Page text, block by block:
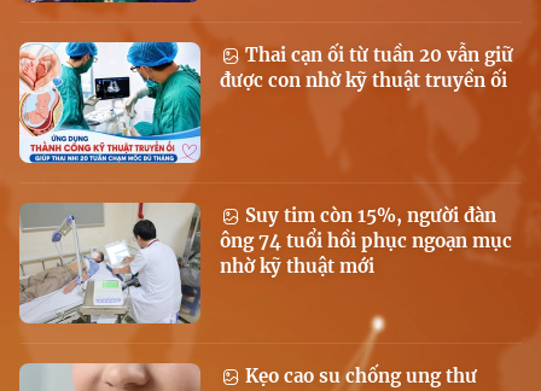
Thai cạn ối từ tuần 20 vẫn giữ
được con nhờ kỹ thuật truyền ối
Suy tim còn 15%, người đàn
ông 74 tuổi hồi phục ngoạn mục
nhờ kỹ thuật mới
Kẹo cao su chống ung thư